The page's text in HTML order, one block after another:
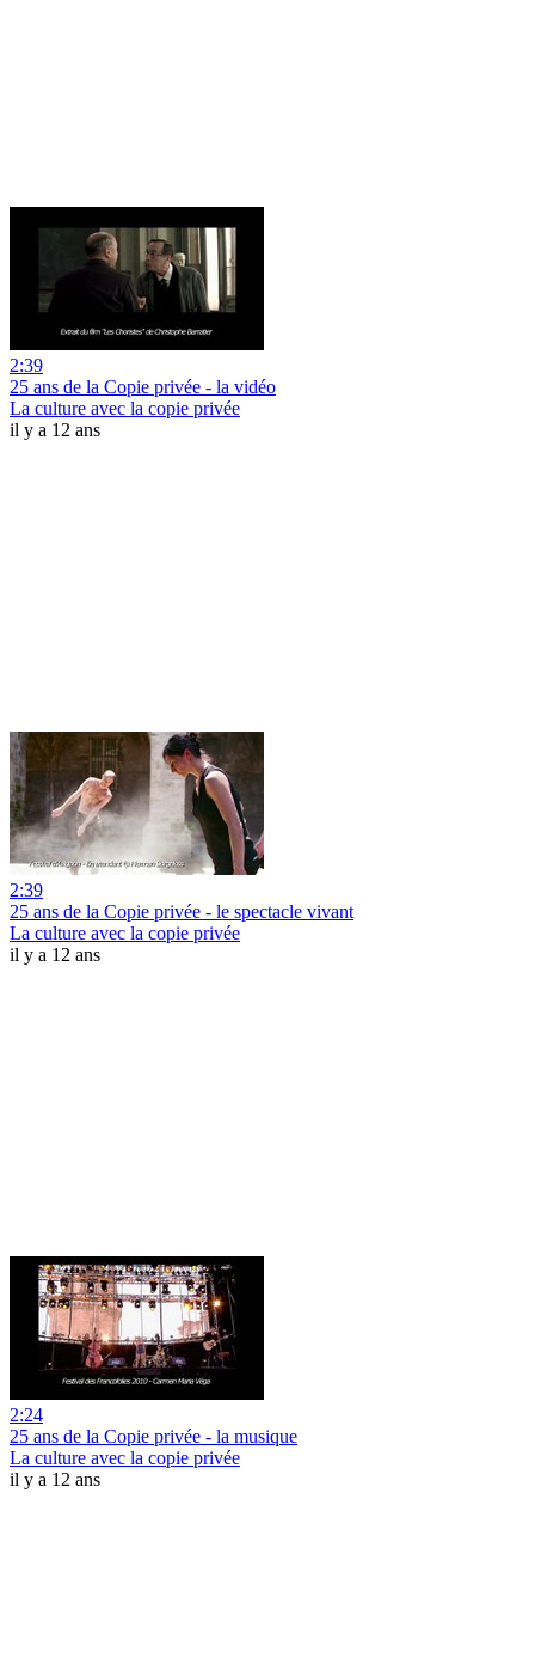
2:39
25 ans de la Copie privée - la vidéo
La culture avec la copie privée
il y a 12 ans
2:39
25 ans de la Copie privée - le spectacle vivant
La culture avec la copie privée
il y a 12 ans
2:24
25 ans de la Copie privée - la musique
La culture avec la copie privée
il y a 12 ans